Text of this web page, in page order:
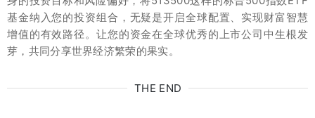
基金纳入您的投资组合，无疑是开启全球配置、实现财富智慧
增值的有效路径。让您的资金在全球优秀的上市公司中生根发
芽，共同分享世界经济繁荣的果实。
THE END